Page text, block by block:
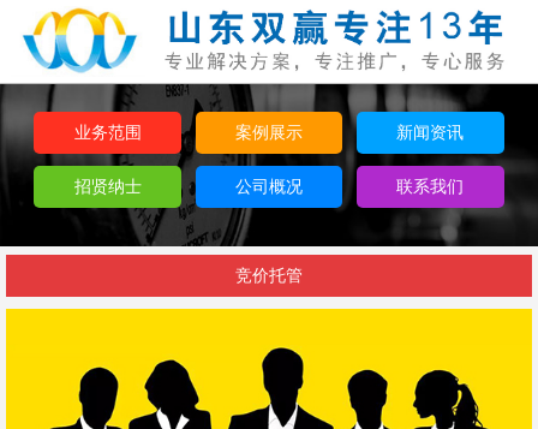
业务范围 案例展示 新闻资讯
招贤纳士 公司概况 联系我们
竞价托管